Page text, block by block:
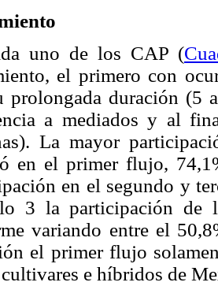
uno de los CAP (
el primero con
prolongada duración (5
a mediados y al
La mayor
en el primer flujo,
en el segundo y
3 la participación de
variando entre el
el primer flujo
e híbridos de